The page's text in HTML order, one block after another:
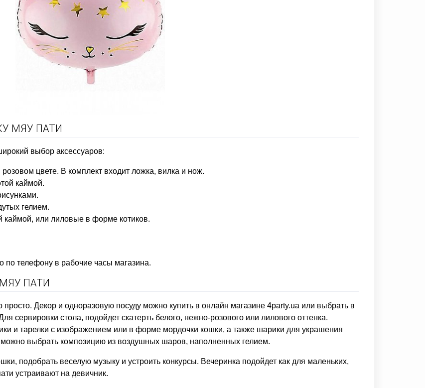
МЯУ ПАТИ
выбор аксессуаров:
цвете. В комплект входит ложка, вилка и нож.
каймой.
гелием.
каймой, или лиловые в форме котиков.
телефону в рабочие часы магазина.
ПАТИ
просто. Декор и одноразовую посуду можно купить в онлайн магазине 4party.ua или выбрать в
сервировки стола, подойдет скатерть белого, нежно-розового или лилового оттенка.
и тарелки с изображением или в форме мордочки кошки, а также шарики для украшения
выбрать композицию из воздушных шаров, наполненных гелием.
подобрать веселую музыку и устроить конкурсы. Вечеринка подойдет как для маленьких,
устраивают на девичник.